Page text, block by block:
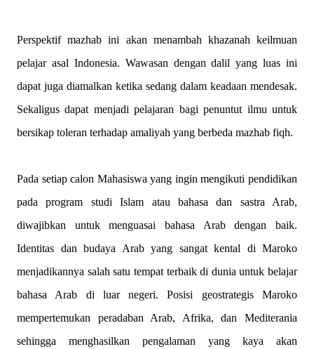
Perspektif mazhab ini akan menambah khazanah keilmuan
pelajar asal Indonesia. Wawasan dengan dalil yang luas ini
dapat juga diamalkan ketika sedang dalam keadaan mendesak.
Sekaligus dapat menjadi pelajaran bagi penuntut ilmu untuk
bersikap toleran terhadap amaliyah yang berbeda mazhab fiqh.
Pada setiap calon Mahasiswa yang ingin mengikuti pendidikan
pada program studi Islam atau bahasa dan sastra Arab,
diwajibkan untuk menguasai bahasa Arab dengan baik.
Identitas dan budaya Arab yang sangat kental di Maroko
menjadikannya salah satu tempat terbaik di dunia untuk belajar
bahasa Arab di luar negeri. Posisi geostrategis Maroko
mempertemukan peradaban Arab, Afrika, dan Mediterania
sehingga menghasilkan pengalaman yang kaya akan